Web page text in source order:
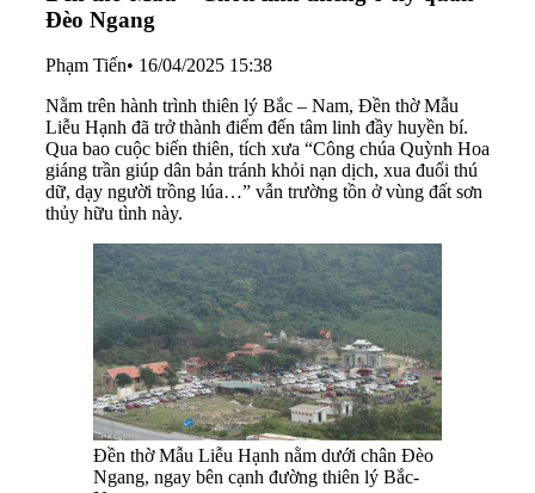
Đèo Ngang
Phạm Tiến• 16/04/2025 15:38
Nằm trên hành trình thiên lý Bắc – Nam, Đền thờ Mẫu
Liễu Hạnh đã trở thành điểm đến tâm linh đầy huyền bí.
Qua bao cuộc biến thiên, tích xưa “Công chúa Quỳnh Hoa
giáng trần giúp dân bản tránh khỏi nạn dịch, xua đuổi thú
dữ, dạy người trồng lúa…” vẫn trường tồn ở vùng đất sơn
thủy hữu tình này.
Đền thờ Mẫu Liễu Hạnh nằm dưới chân Đèo
Ngang, ngay bên cạnh đường thiên lý Bắc-